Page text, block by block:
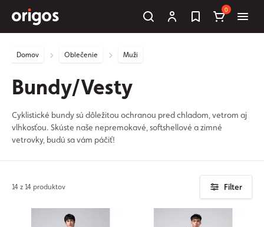
0
Domov Oblečenie Muži
Bundy/Vesty
Cyklistické bundy sú dôležitou ochranou pred chladom, vetrom aj
vlhkosťou. Skúste naše nepremokavé, softshellové a zimné
vetrovky, budú sa vám páčiť!
14 z 14 produktov Filter